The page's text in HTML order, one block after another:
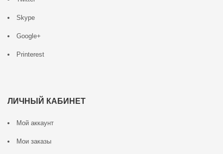
Skype
Google+
Printerest
ЛИЧНЫЙ КАБИНЕТ
Мой аккаунт
Мои заказы